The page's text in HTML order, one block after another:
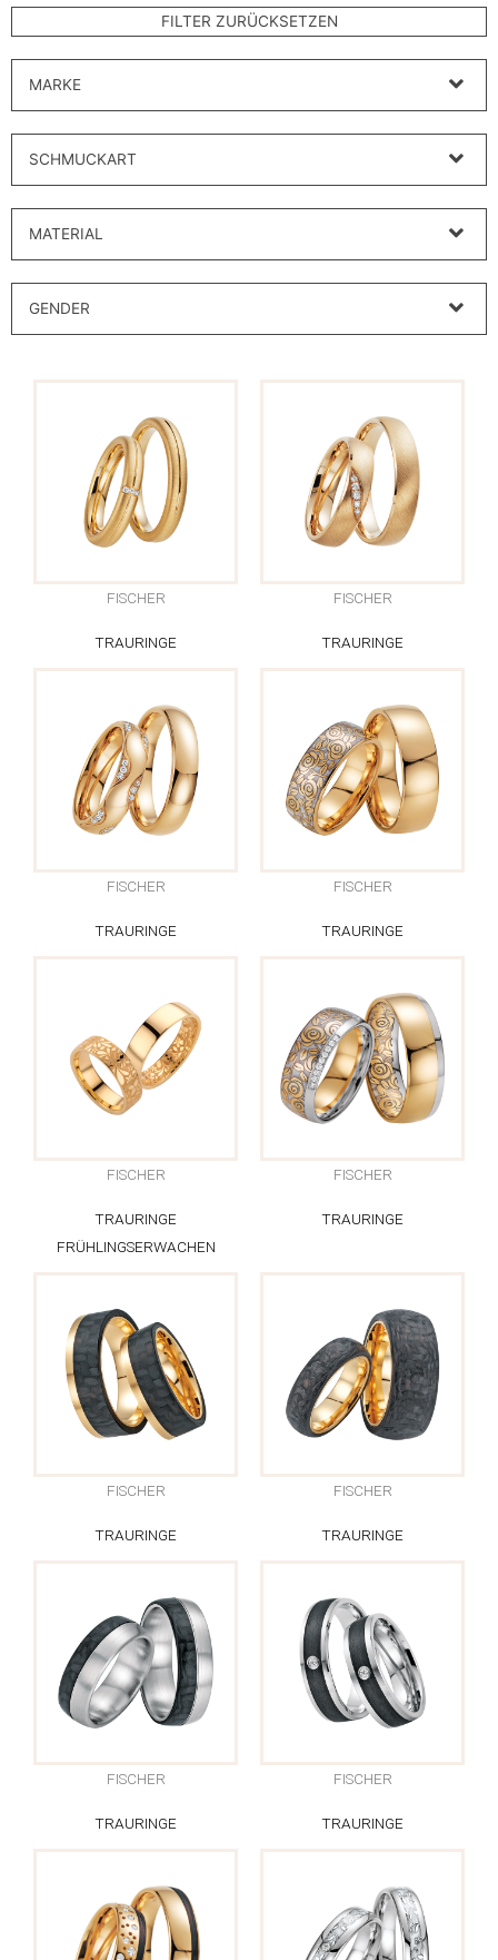
MARKE
SCHMUCKART
MATERIAL
GENDER
FISCHER
TRAURINGE
FISCHER
TRAURINGE
FISCHER
TRAURINGE
FISCHER
TRAURINGE
FISCHER
TRAURINGE
FRÜHLINGSERWACHEN
FISCHER
TRAURINGE
FISCHER
TRAURINGE
FISCHER
TRAURINGE
FISCHER
TRAURINGE
FISCHER
TRAURINGE